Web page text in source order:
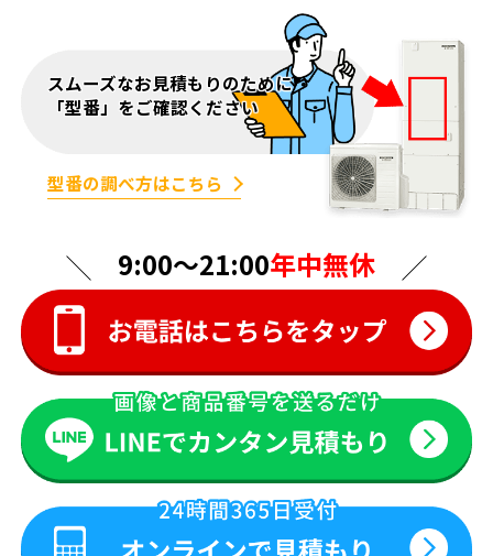
スムーズなお見積もりのために
「型番」をご確認ください
型番の調べ方はこちら
9:00〜21:00年中無休